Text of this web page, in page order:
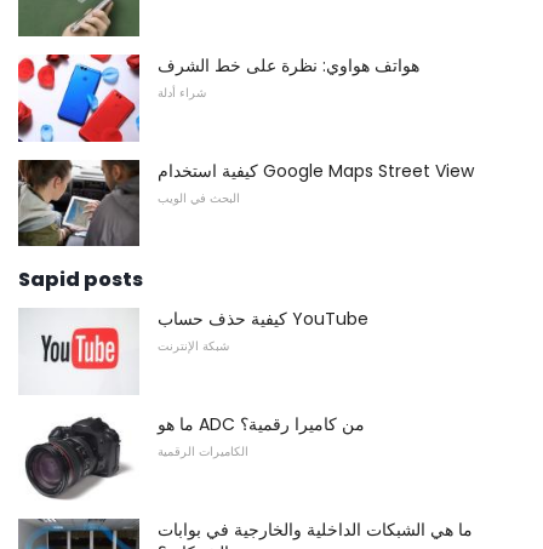
هواتف هواوي: نظرة على خط الشرف
شراء أدلة
كيفية استخدام Google Maps Street View
البحث في الويب
Sapid posts
كيفية حذف حساب YouTube
شبكة الإنترنت
ما هو ADC من كاميرا رقمية؟
الكاميرات الرقمية
ما هي الشبكات الداخلية والخارجية في بوابات